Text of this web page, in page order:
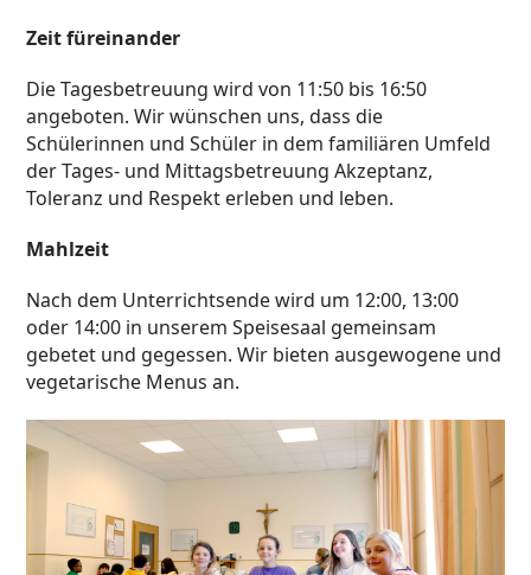
Zeit füreinander
Die Tagesbetreuung wird von 11:50 bis 16:50
angeboten. Wir wünschen uns, dass die
Schülerinnen und Schüler in dem familiären Umfeld
der Tages- und Mittagsbetreuung Akzeptanz,
Toleranz und Respekt erleben und leben.
Mahlzeit
Nach dem Unterrichtsende wird um 12:00, 13:00
oder 14:00 in unserem Speisesaal gemeinsam
gebetet und gegessen. Wir bieten ausgewogene und
vegetarische Menus an.